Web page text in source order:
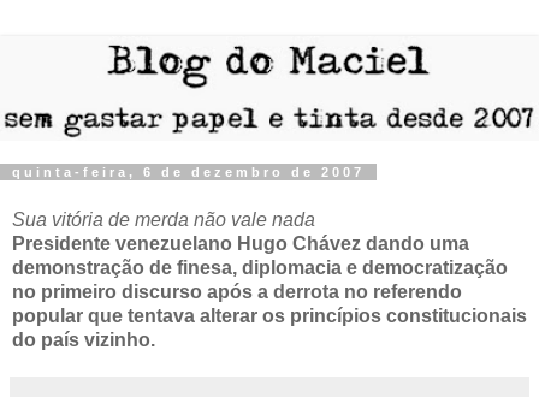
quinta-feira, 6 de dezembro de 2007
Sua vitória de merda não vale nada
Presidente venezuelano Hugo Chávez dando uma
demonstração de finesa, diplomacia e democratização
no primeiro discurso após a derrota no referendo
popular que tentava alterar os princípios constitucionais
do país vizinho.